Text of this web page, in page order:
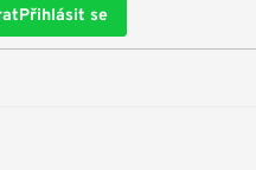
Přihlásit se